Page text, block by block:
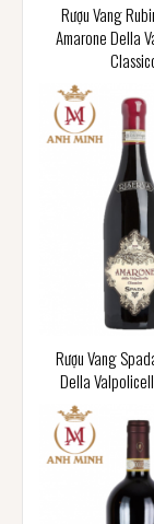
Rượu Vang
Amarone Della
Rượu Vang
Della